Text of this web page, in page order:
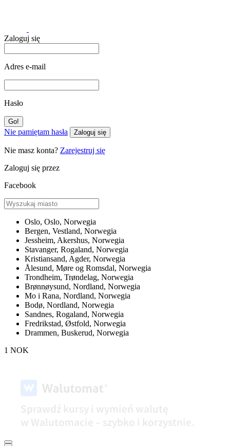
Zaloguj się
Adres e-mail
Hasło
Nie pamiętam hasła Zaloguj się
Nie masz konta? Zarejestruj się
Zaloguj się przez
Facebook
Oslo, Oslo, Norwegia
Bergen, Vestland, Norwegia
Jessheim, Akershus, Norwegia
Stavanger, Rogaland, Norwegia
Kristiansand, Agder, Norwegia
Ålesund, Møre og Romsdal, Norwegia
Trondheim, Trøndelag, Norwegia
Brønnøysund, Nordland, Norwegia
Mo i Rana, Nordland, Norwegia
Bodø, Nordland, Norwegia
Sandnes, Rogaland, Norwegia
Fredrikstad, Østfold, Norwegia
Drammen, Buskerud, Norwegia
1 NOK